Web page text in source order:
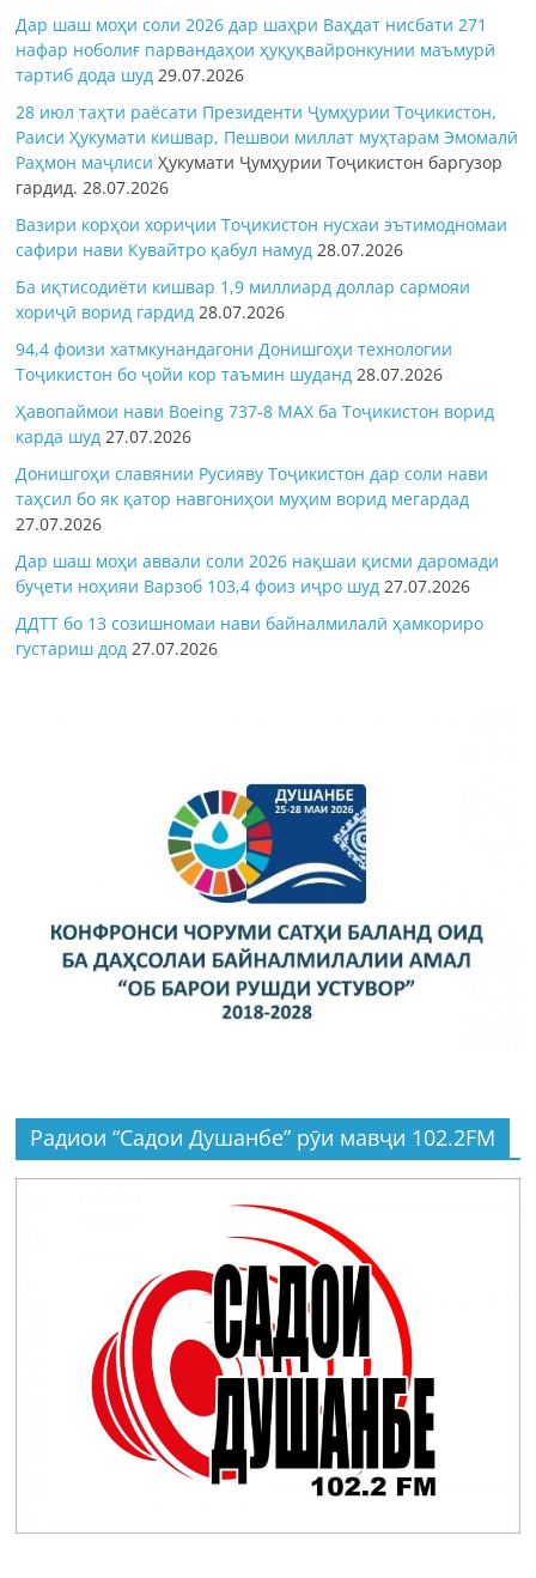
Дар шаш моҳи соли 2026 дар шаҳри Ваҳдат нисбати 271
нафар ноболиғ парвандаҳои ҳуқуқвайронкунии маъмурӣ
тартиб дода шуд 29.07.2026
28 июл таҳти раёсати Президенти Ҷумҳурии Тоҷикистон,
Раиси Ҳукумати кишвар, Пешвои миллат муҳтарам Эмомалӣ
Раҳмон маҷлисиҲукумати Ҷумҳурии Тоҷикистон баргузор
гардид. 28.07.2026
Вазири корҳои хориҷии Тоҷикистон нусхаи эътимодномаи
сафири нави Кувайтро қабул намуд 28.07.2026
Ба иқтисодиёти кишвар 1,9 миллиард доллар сармояи
хориҷӣ ворид гардид 28.07.2026
94,4 фоизи хатмкунандагони Донишгоҳи технологии
Тоҷикистон бо ҷойи кор таъмин шуданд 28.07.2026
Ҳавопаймои нави Boeing 737-8 MAX ба Тоҷикистон ворид
карда шуд 27.07.2026
Донишгоҳи славянии Русияву Тоҷикистон дар соли нави
таҳсил бо як қатор навгониҳои муҳим ворид мегардад
27.07.2026
Дар шаш моҳи аввали соли 2026 нақшаи қисми даромади
буҷети ноҳияи Варзоб 103,4 фоиз иҷро шуд 27.07.2026
ДДТТ бо 13 созишномаи нави байналмилалӣ ҳамкориро
густариш дод 27.07.2026
Радиои “Садои Душанбе” рӯи мавҷи 102.2FM